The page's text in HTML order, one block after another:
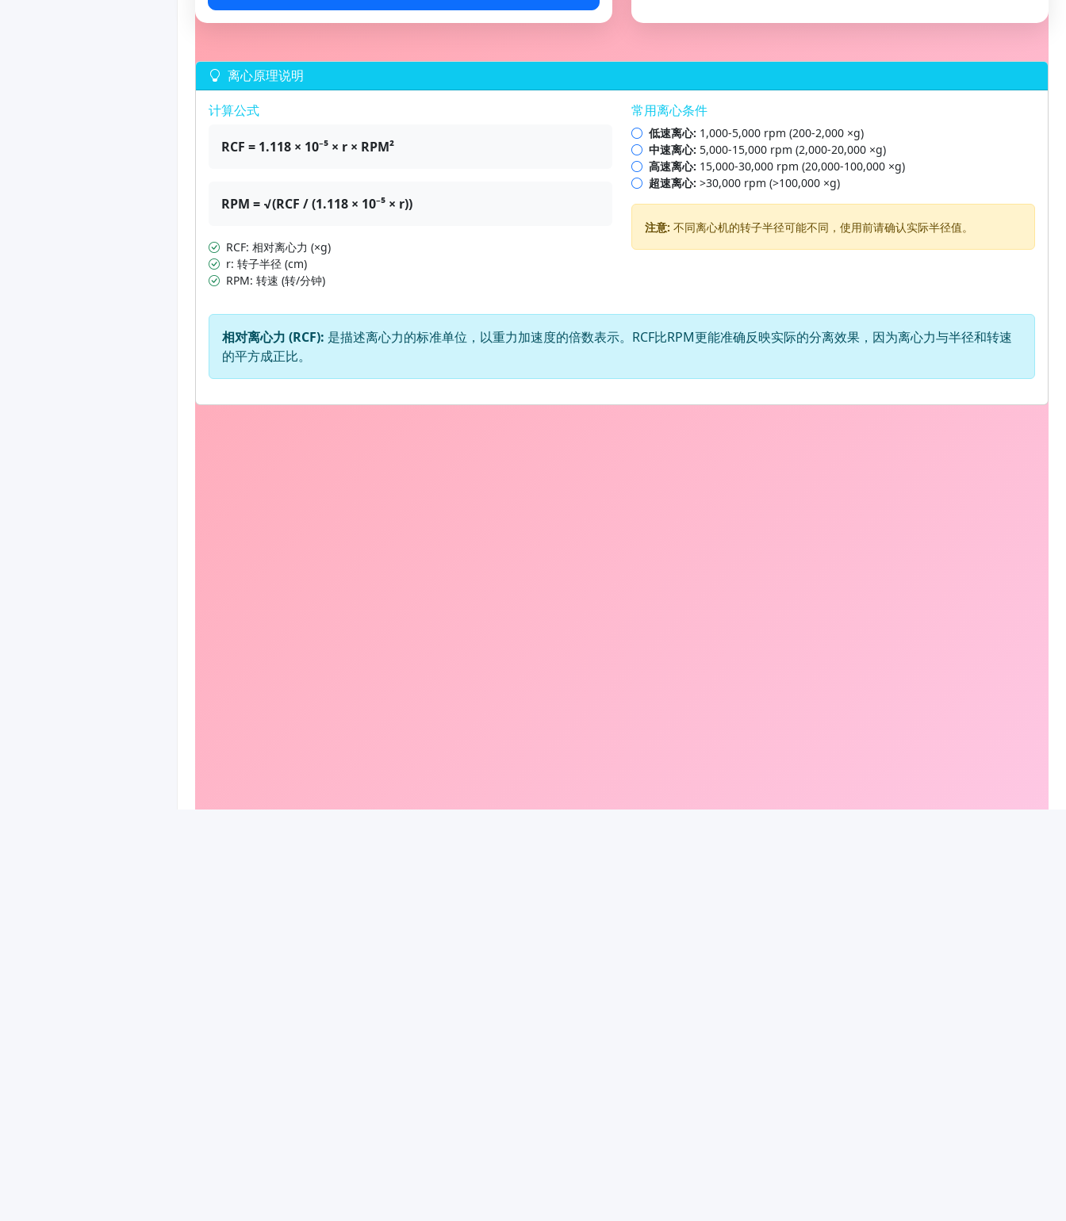
离心原理说明
计算公式
RCF = 1.118 × 10⁻⁵ × r × RPM²
RPM = √(RCF / (1.118 × 10⁻⁵ × r))
RCF: 相对离心力 (×g)
r: 转子半径 (cm)
RPM: 转速 (转/分钟)
常用离心条件
低速离心: 1,000-5,000 rpm (200-2,000 ×g)
中速离心: 5,000-15,000 rpm (2,000-20,000 ×g)
高速离心: 15,000-30,000 rpm (20,000-100,000 ×g)
超速离心: >30,000 rpm (>100,000 ×g)
注意: 不同离心机的转子半径可能不同，使用前请确认实际半径值。
相对离心力 (RCF): 是描述离心力的标准单位，以重力加速度的倍数表示。RCF比RPM更能准确反映实际的分离效果，因为离心力与半径和转速
的平方成正比。